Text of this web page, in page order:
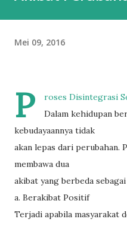
Mei 09, 2016
P
roses Disintegrasi
Dalam kehidupan
kebudayaannya tidak
akan lepas dari perubahan.
membawa dua
akibat yang berbeda
a. Berakibat Positif
Terjadi apabila masyarakat